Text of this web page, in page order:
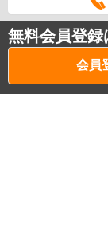
無料会員登録
会員